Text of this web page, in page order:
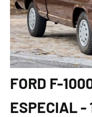
FORD F-
ESPECIAL -